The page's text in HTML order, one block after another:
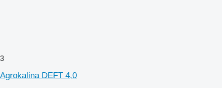
3
Agrokalina DEFT 4,0